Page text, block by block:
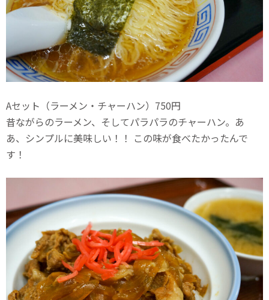
Aセット（ラーメン・チャーハン）750円
昔ながらのラーメン、そしてパラパラのチャーハン。あ
あ、シンプルに美味しい！！ この味が食べたかったんで
す！